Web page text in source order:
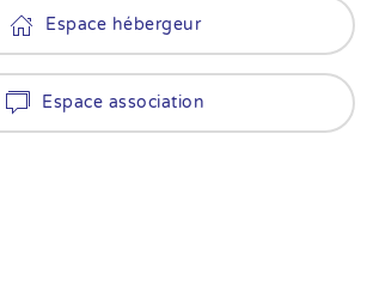
Espace hébergeur
Espace association